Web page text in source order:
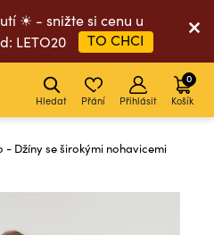
☀ - snižte si cenu u
LETO20
TO CHCI
Hledat Přání Přihlásit Košík
0
- Džíny se širokými nohavicemi